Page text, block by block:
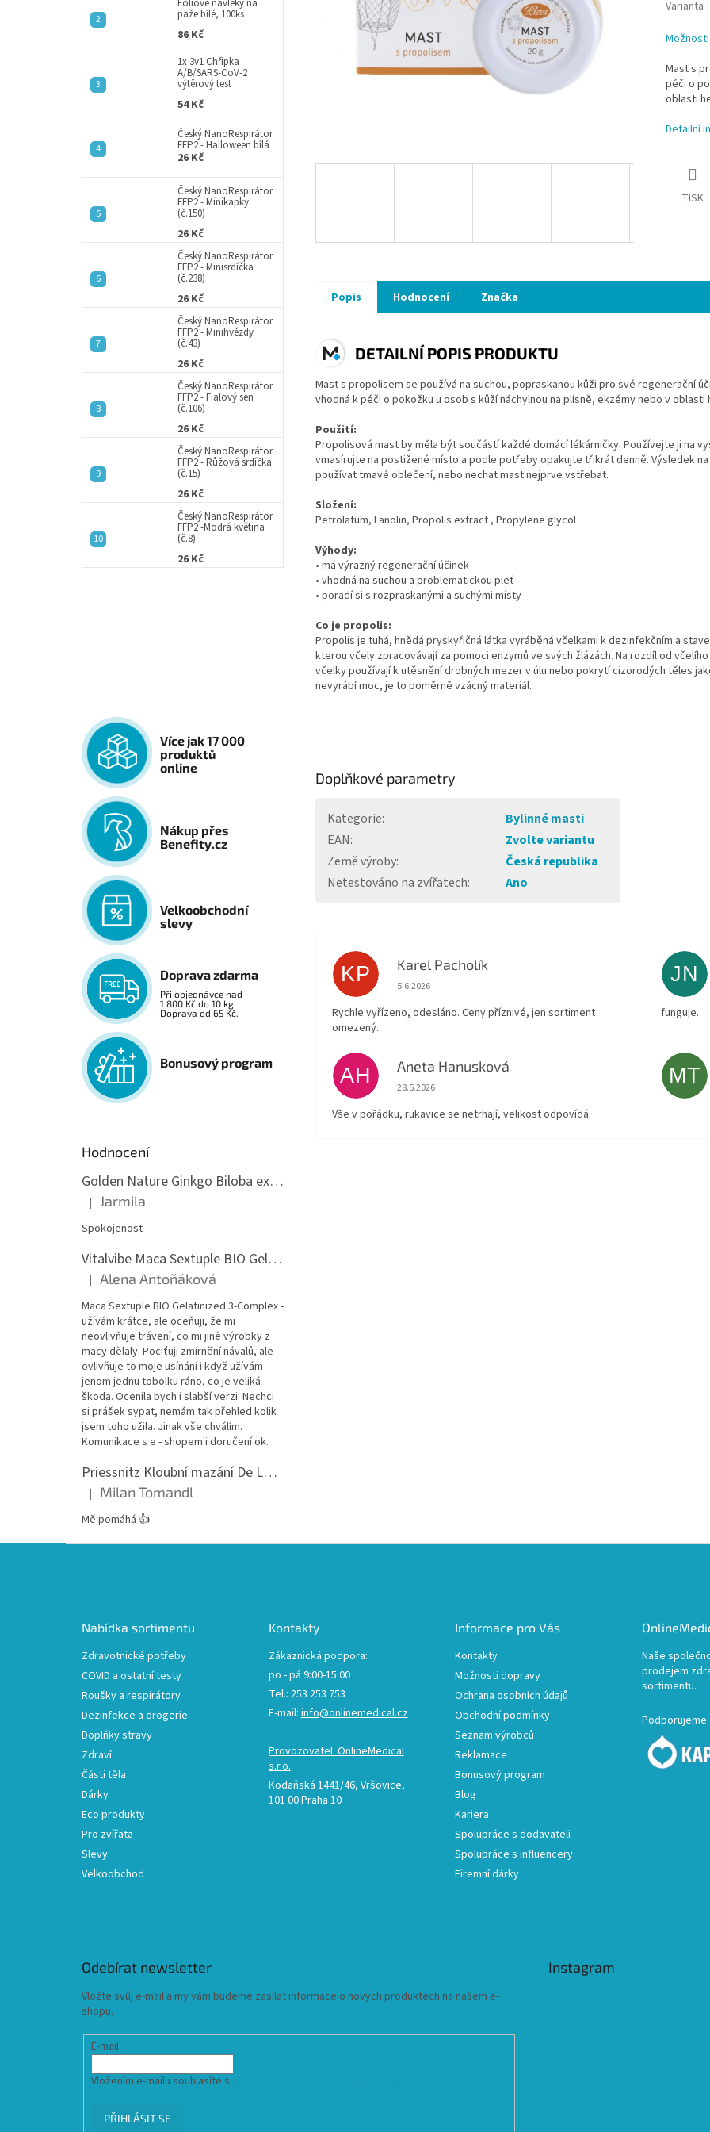
paže bílé, 100ks
86 Kč
1x 3v1 Chřipka
A/B/SARS-CoV-2
výtěrový test
54 Kč
Český NanoRespirátor
FFP2 - Halloween bílá
26 Kč
Český NanoRespirátor
FFP2 - Minikapky
(č.150)
26 Kč
Český NanoRespirátor
FFP2 - Minisrdíčka
(č.238)
26 Kč
Český NanoRespirátor
FFP2 - Minihvězdy
(č.43)
26 Kč
Český NanoRespirátor
FFP2 - Fialový sen
(č.106)
26 Kč
Český NanoRespirátor
FFP2 - Růžová srdíčka
(č.15)
26 Kč
Český NanoRespirátor
FFP2 -Modrá květina
(č.8)
26 Kč
Více jak 17 000
produktů
online
Nákup přes
Benefity.cz
Velkoobchodní
slevy
Doprava zdarma
Při objednávce nad
1 800 Kč do 10 kg.
Doprava od 65 Kč.
Bonusový program
Hodnocení
Golden Nature Ginkgo Biloba extrakt 50:1 60mg, 100 kapslí
Hodnocení produktu je 5 z 5 hvězdiček.
| Jarmila
Spokojenost
Vitalvibe Maca Sextuple BIO Gelatinized 3-Complex, 60 kapslí
Hodnocení produktu je 5 z 5 hvězdiček.
| Alena Antoňáková
Maca Sextuple BIO Gelatinized 3-Complex -
užívám krátce, ale oceňuji, že mi
neovlivňuje trávení, co mi jiné výrobky z
macy dělaly. Pociťuji zmírnění návalů, ale
ovlivňuje to moje usínání i když užívám
jenom jednu tobolku ráno, co je veliká
škoda. Ocenila bych i slabší verzi. Nechci
si prášek sypat, nemám tak přehled kolik
jsem toho užila. Jinak vše chválím.
Komunikace s e - shopem i doručení ok.
Priessnitz Kloubní mazání De Luxe, 200ml
Hodnocení produktu je 5 z 5 hvězdiček.
| Milan Tomandl
Mě pomáhá 👍
Varianta
Mast s
péči o
oblasti
Detailní
TISK
Popis Hodnocení Značka
DETAILNÍ POPIS PRODUKTU
Mast s propolisem se používá na suchou, popraskanou kůži pro své regenerační
vhodná k péči o pokožku u osob s kůží náchylnou na plísně, ekzémy nebo v oblasti
Použití:
Propolisová mast by měla být součástí každé domácí lékárničky. Používejte ji na
vmasírujte na postižené místo a podle potřeby opakujte třikrát denně. Výsledek
používat tmavé oblečení, nebo nechat mast nejprve vstřebat.
Složení:
Petrolatum, Lanolin, Propolis extract , Propylene glycol
Výhody:
• má výrazný regenerační účinek
• vhodná na suchou a problematickou pleť
• poradí si s rozpraskanými a suchými místy
Co je propolis:
Propolis je tuhá, hnědá pryskyřičná látka vyráběná včelkami k dezinfekčním a
kterou včely zpracovávají za pomoci enzymů ve svých žlázách. Na rozdíl od
včelky používají k utěsnění drobných mezer v úlu nebo pokrytí cizorodých těles
nevyrábí moc, je to poměrně vzácný materiál.
Doplňkové parametry
Kategorie:
Bylinné masti
EAN:
Zvolte variantu
Země výroby:
Česká republika
Netestováno na zvířatech: Ano
KP Karel Pacholík
Hodnocení obchodu je 4 z 5 hvězdiček.
5.6.2026
Rychle vyřízeno, odesláno. Ceny příznivé, jen sortiment
omezený.
JN
funguje.
AH Aneta Hanusková
Hodnocení obchodu je 5 z 5 hvězdiček.
28.5.2026
Vše v pořádku, rukavice se netrhají, velikost odpovídá.
MT
Nabídka sortimentu
Zdravotnické potřeby
COVID a ostatní testy
Roušky a respirátory
Dezinfekce a drogerie
Doplňky stravy
Zdraví
Části těla
Dárky
Eco produkty
Pro zvířata
Slevy
Velkoobchod
Kontakty
Zákaznická podpora:
po - pá 9:00-15:00
Tel.: 253 253 753
E-mail: info@onlinemedical.cz
Provozovatel: OnlineMedical
s.r.o.
Kodaňská 1441/46, Vršovice,
101 00 Praha 10
Informace pro Vás
Kontakty
Možnosti dopravy
Ochrana osobních údajů
Obchodní podmínky
Seznam výrobců
Reklamace
Bonusový program
Blog
Kariera
Spolupráce s dodavateli
Spolupráce s influencery
Firemní dárky
Naše
prodejem
sortimentu.
Podporujeme:
Odebírat newsletter
Vložte svůj e-mail a my vám budeme zasílat informace o nových produktech na našem e-
shopu.
E-mail
Vložením e-mailu souhlasíte s
PŘIHLÁSIT SE
Instagram